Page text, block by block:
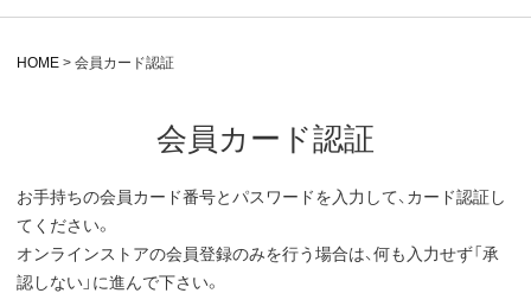
HOME 会員カード認証
会員カード認証
お手持ちの会員カード番号とパスワードを入力して、カード認証し
てください。
オンラインストアの会員登録のみを行う場合は、何も入力せず「承
認しない」に進んで下さい。